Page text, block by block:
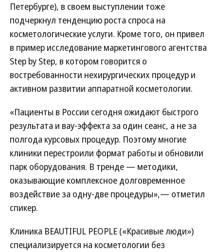
Петербурге), в своем выступлении тоже
подчеркнул тенденцию роста спроса на
косметологические услуги. Кроме того, он привел
в пример исследование маркетингового агентства
Step by Step, в котором говорится о
востребованности нехирургических процедур и
активном развитии аппаратной косметологии.
«Пациенты в России сегодня ожидают быстрого
результата и вау-эффекта за один сеанс, а не за
полгода курсовых процедур. Поэтому многие
клиники перестроили формат работы и обновили
парк оборудования. В тренде — методики,
оказывающие комплексное долговременное
воздействие за одну-две процедуры»,— отметил
спикер.
Клиника BEAUTIFUL PEOPLE («Красивые люди»)
специализируется на косметологии без